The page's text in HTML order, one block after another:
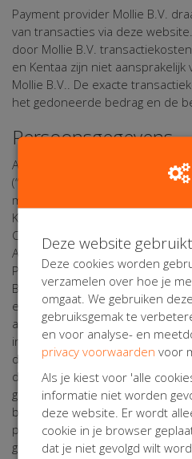
Payment provider Mollie B.V.
van transacties via deze
door Mollie B.V.
en Kentaa zijn niet
Mollie B.V.. De exacte
het gedoneerde bedrag en de
Persoonsgegevens
Alle tot natuurlijke personen
(“persoonsgegevens”) in de
met de website Orange Babies
Kentaa met de grootst mogelijke
Orange Babies en Kentaa leven
Algemene Verordening
Privacy Statement en het Cookie
Babies geldt te allen tijde als
en Kentaa geldt te allen tijde als
artikel 4 sub f AVG. Orange
inzicht in uw gegevens. Uw
derden verstrekt of ter inzage
daartoe verplicht is op grond
gerechtelijk vonnis of ambtelijk
bezoekt, een actiepagina start,
profiel of e-mailadres, of een
gegevens vastgelegd. Orange
Deze website
Deze cookies worden
verzamelen over hoe je
omgaat. We gebruiken
gebruiksgemak te
en voor analyse- en
privacy voorwaarden voor
Als je kiest voor 'alle
informatie niet worden
deze website. Er wordt
cookie in je browser
dat je niet gevolgd wilt